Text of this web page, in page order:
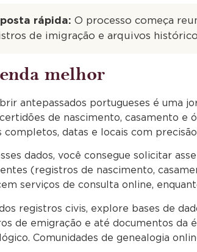
rápida: O processo começa
de imigração e arquivos
melhor
antepassados portugueses é uma
de nascimento, casamento e
completos, datas e locais com
dados, você consegue solicitar
(registros de nascimento,
serviços de consulta online,
registros civis, explore bases de
de emigração e até documentos da
Comunidades de genealogia